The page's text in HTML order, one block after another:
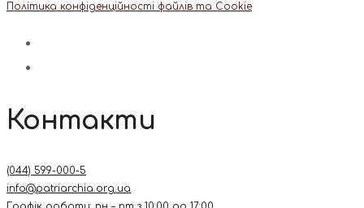
Політика конфіденційності файлів та Cookie
Контакти
(044) 599-000-5
info@patriarchia.org.ua